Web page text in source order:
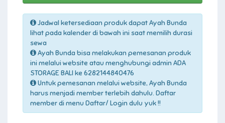
Jadwal ketersediaan produk dapat Ayah Bunda
lihat pada kalender di bawah ini saat memilih durasi
sewa
Ayah Bunda bisa melakukan pemesanan produk
ini melalui website atau menghubungi admin ADA
STORAGE BALI ke 6282144840476
Untuk pemesanan melalui website, Ayah Bunda
harus menjadi member terlebih dahulu. Daftar
member di menu Daftar/ Login dulu yuk !!